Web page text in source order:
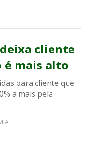
cliente
é mais alto
para cliente que
a mais pela